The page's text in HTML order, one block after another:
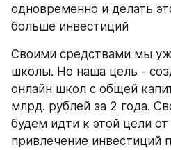
одновременно и делать
больше инвестиций
Своими средствами мы
школы. Но наша цель -
онлайн школ с общей
млрд. рублей за 2 года.
будем идти к этой цели
привлечение инвестиций